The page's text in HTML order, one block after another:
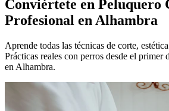
Conviértete en Peluquero
Profesional en Alhambra
Aprende todas las técnicas de corte,
Prácticas reales con perros desde el
en Alhambra.